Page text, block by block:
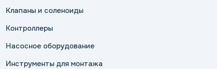
Клапаны и соленоиды
Контроллеры
Насосное оборудование
Инструменты для монтажа